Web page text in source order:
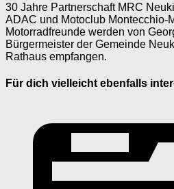
30 Jahre Partnerschaft MRC
ADAC und Motoclub Montecchio-
Motorradfreunde werden von
Bürgermeister der Gemeinde
Rathaus empfangen.
Für dich vielleicht ebenfalls